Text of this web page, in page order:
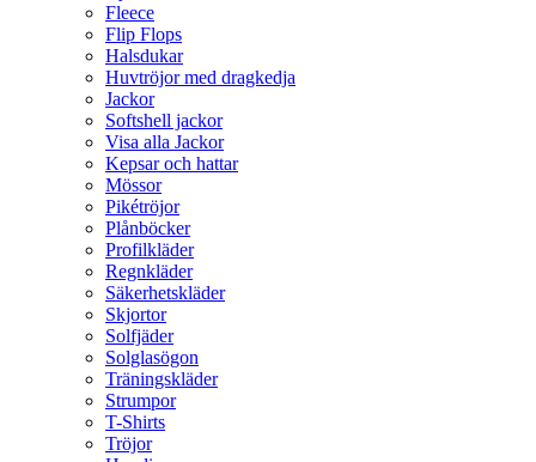
Fleece
Flip Flops
Halsdukar
Huvtröjor med dragkedja
Jackor
Softshell jackor
Visa alla Jackor
Kepsar och hattar
Mössor
Pikétröjor
Plånböcker
Profilkläder
Regnkläder
Säkerhetskläder
Skjortor
Solfjäder
Solglasögon
Träningskläder
Strumpor
T-Shirts
Tröjor